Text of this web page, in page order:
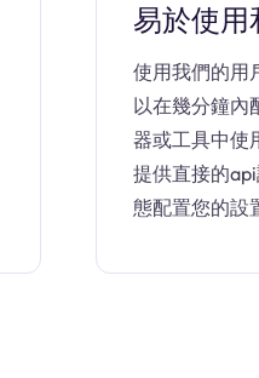
易於使用
使用我們的用
以在幾分鐘內
器或工具中使
提供直接的
態配置您的設